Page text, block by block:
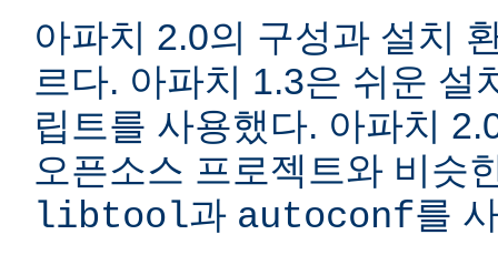
아파치 2.0의 구성과 설치
르다. 아파치 1.3은 쉬운 설
립트를 사용했다. 아파치
오픈소스 프로젝트와 비슷
libtool과 autoconf를